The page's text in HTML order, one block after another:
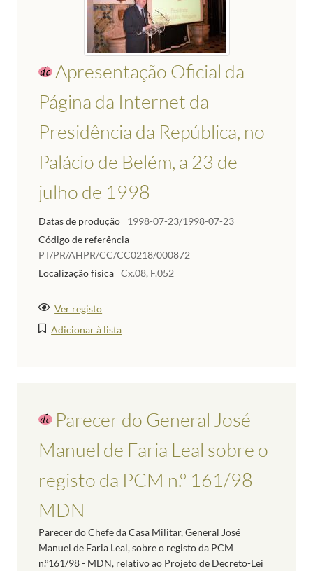
Apresentação Oficial da
Página da Internet da
Presidência da República, no
Palácio de Belém, a 23 de
julho de 1998
Datas de produção
1998-07-23/1998-07-23
Código de referência
PT/PR/AHPR/CC/CC0218/000872
Localização física Cx.08, F.052
Ver registo
Adicionar à lista
Parecer do General José
Manuel de Faria Leal sobre o
registo da PCM n.º 161/98 -
MDN
Parecer do Chefe da Casa Militar, General José
Manuel de Faria Leal, sobre o registo da PCM
n.º161/98 - MDN, relativo ao Projeto de Decreto-Lei